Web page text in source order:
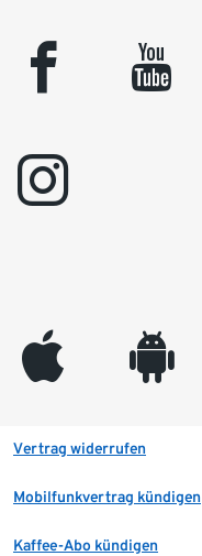
facebook youtube
instagram
appleinc android
Vertrag widerrufen
Mobilfunkvertrag kündigen
Kaffee-Abo kündigen